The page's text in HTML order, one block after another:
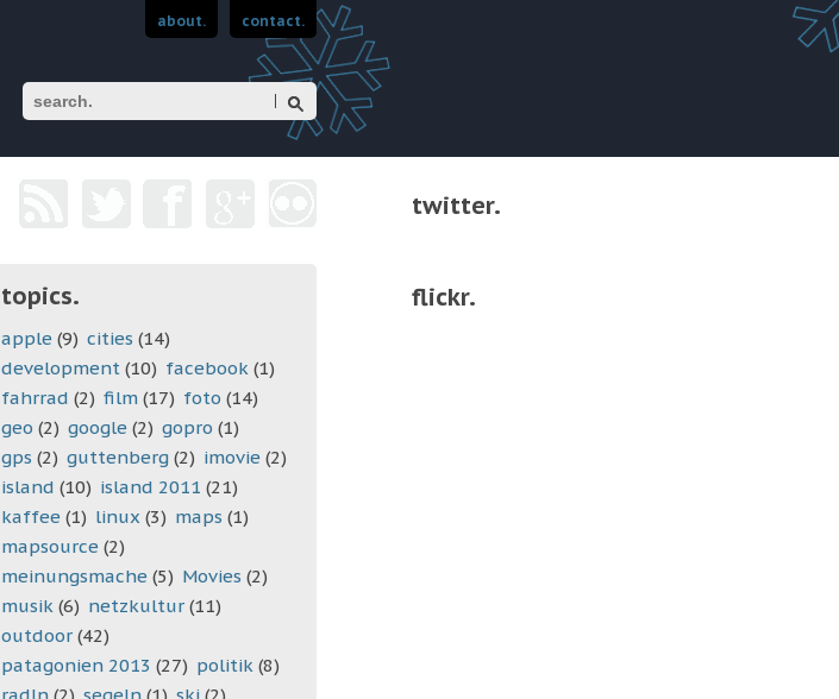
about. contact.
Suchen
topics.
apple (9) cities (14)
development (10) facebook (1)
fahrrad (2) film (17) foto (14)
geo (2) google (2) gopro (1)
gps (2) guttenberg (2) imovie (2)
island (10) island 2011 (21)
kaffee (1) linux (3) maps (1)
mapsource (2)
meinungsmache (5) Movies (2)
musik (6) netzkultur (11)
outdoor (42)
patagonien 2013 (27) politik (8)
twitter.
flickr.